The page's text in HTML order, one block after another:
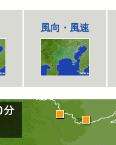
風向・風速